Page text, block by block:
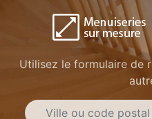
Utilisez le formulaire de